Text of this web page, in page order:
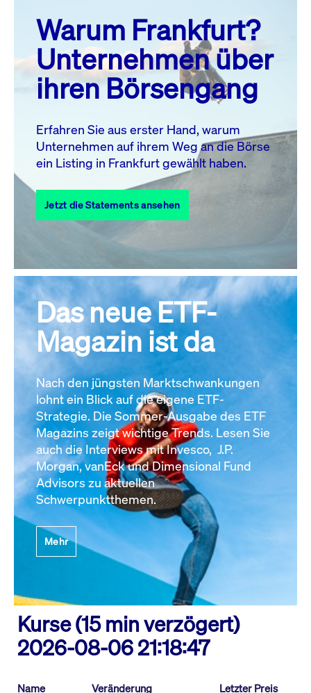
MO. DI. MI. DO. FR. SA. SO.
1
2
3
4 5 6 7 8
10 11 13 14
17
18 19 20 21 22
23
27 28
31
Alle Events
Warum Frankfurt?
Unternehmen über
ihren Börsengang
Erfahren Sie aus erster Hand, warum
Unternehmen auf ihrem Weg an die Börse
ein Listing in Frankfurt gewählt haben.
Jetzt die Statements ansehen
Das neue ETF-
Magazin ist da
Nach den jüngsten Marktschwankungen
lohnt ein Blick auf die eigene ETF-
Strategie. Die Sommer-Ausgabe des ETF
Magazins zeigt wichtige Trends. Lesen Sie
auch die Interviews mit Invesco, J.P.
Morgan, vanEck und Dimensional Fund
Advisors zu aktuellen
Schwerpunktthemen.
Mehr
Kurse (15 min verzögert)
2026-08-06 21:18:47
Name Veränderung Letzter Preis